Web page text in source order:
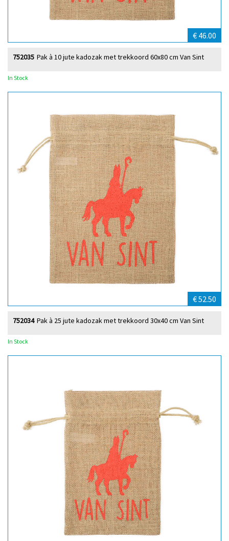
€ 46.00
Pak à 10 jute kadozak met trekkoord 60x80 cm Van Sint
752035
In Stock
€ 52.50
Pak à 25 jute kadozak met trekkoord 30x40 cm Van Sint
752034
In Stock